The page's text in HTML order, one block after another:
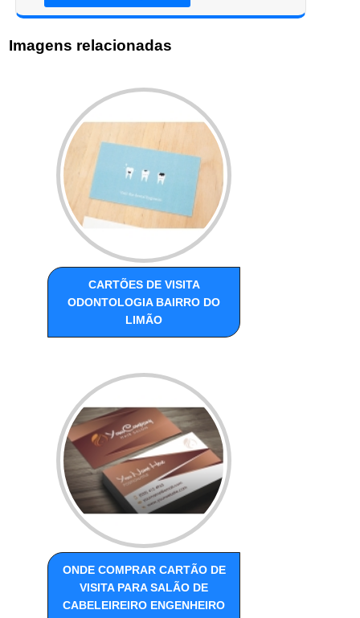
Imagens relacionadas
CARTÕES DE VISITA
ODONTOLOGIA BAIRRO DO
LIMÃO
ONDE COMPRAR CARTÃO DE
VISITA PARA SALÃO DE
CABELEIREIRO ENGENHEIRO